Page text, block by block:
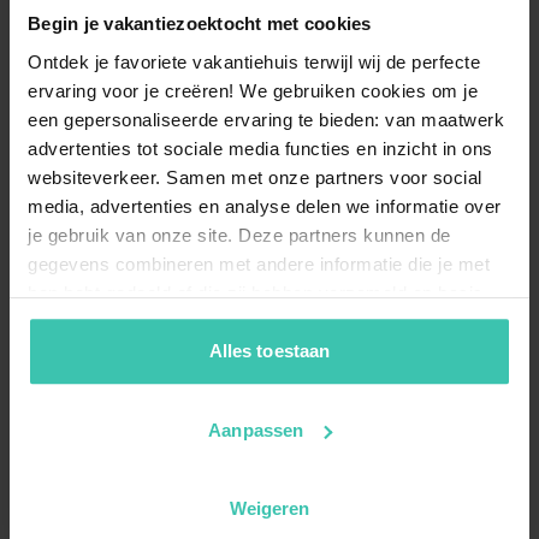
Begin je vakantiezoektocht met cookies
Ontdek je favoriete vakantiehuis terwijl wij de perfecte
ervaring voor je creëren! We gebruiken cookies om je
een gepersonaliseerde ervaring te bieden: van maatwerk
advertenties tot sociale media functies en inzicht in ons
websiteverkeer. Samen met onze partners voor social
media, advertenties en analyse delen we informatie over
je gebruik van onze site. Deze partners kunnen de
gegevens combineren met andere informatie die je met
hen hebt gedeeld of die zij hebben verzameld op basis
van je gebruik van hun diensten. Zo zorgen we ervoor dat
jouw vakantiezoektocht soepel en op maat verloopt!
Alles toestaan
Aanpassen
Weigeren